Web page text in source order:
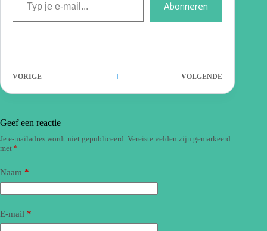
Abonneren
VORIGE VOLGENDE
Geef een reactie
Je e-mailadres wordt niet gepubliceerd. Vereiste velden zijn gemarkeerd
met *
Naam *
E-mail *